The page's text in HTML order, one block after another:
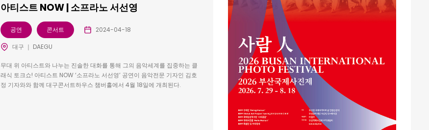
아티스트 NOW | 소프라노 서선영
공연 콘서트 2024-04-18
대구 ｜ DAEGU
무대 위 아티스트와 나누는 진솔한 대화를 통해 그의 음악세계를 집중하는 클
래식 토크쇼! 아티스트 NOW ‘소프라노 서선영’ 공연이 음악전문 기자인 김호
정 기자와와 함께 대구콘서트하우스 챔버홀에서 4월 18일에 개최된다.